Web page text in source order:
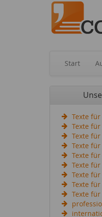
Start
Texte für
Texte
Texte
Texte
Texte
Texte
Texte
Texte
Texte